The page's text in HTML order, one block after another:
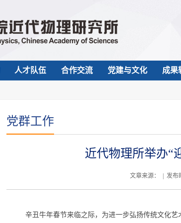
人才队伍 合作交流 党建与文化 成果
党群工作
近代物理所举办“
文章来源： | 发布
辛丑牛年春节来临之际，为进一步弘扬传统文化艺